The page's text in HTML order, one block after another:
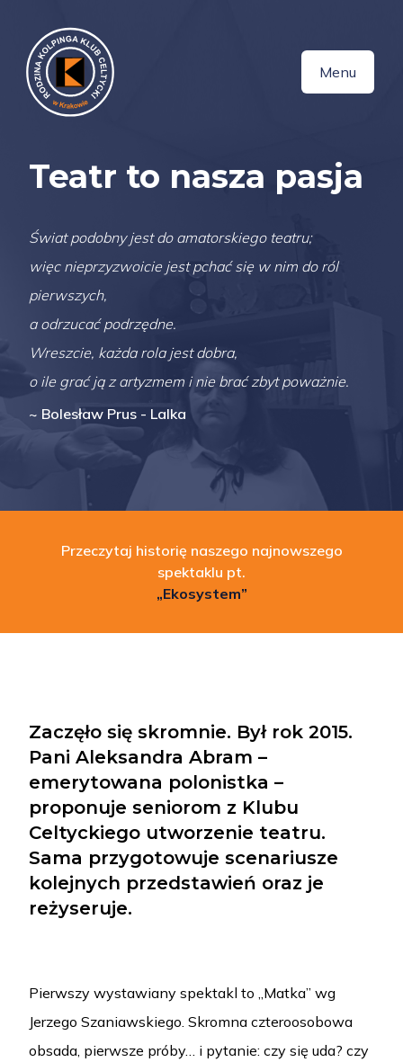
Menu
Teatr to nasza pasja
Świat podobny jest do amatorskiego teatru;
więc nieprzyzwoicie jest pchać się w nim do ról
pierwszych,
a odrzucać podrzędne.
Wreszcie, każda rola jest dobra,
o ile grać ją z artyzmem i nie brać zbyt poważnie.
~ Bolesław Prus - Lalka
Przeczytaj historię naszego najnowszego
spektaklu pt.
„Ekosystem”
Zaczęło się skromnie. Był rok 2015.
Pani Aleksandra Abram –
emerytowana polonistka –
proponuje seniorom z Klubu
Celtyckiego utworzenie teatru.
Sama przygotowuje scenariusze
kolejnych przedstawień oraz je
reżyseruje.
Pierwszy wystawiany spektakl to „Matka” wg
Jerzego Szaniawskiego. Skromna czteroosobowa
obsada, pierwsze próby… i pytanie: czy się uda? czy